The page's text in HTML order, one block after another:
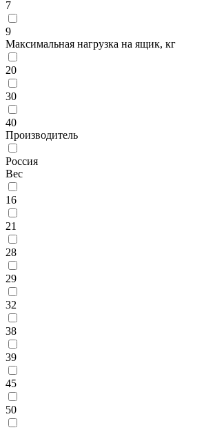
7
9
Максимальная нагрузка на ящик, кг
20
30
40
Производитель
Россия
Вес
16
21
28
29
32
38
39
45
50